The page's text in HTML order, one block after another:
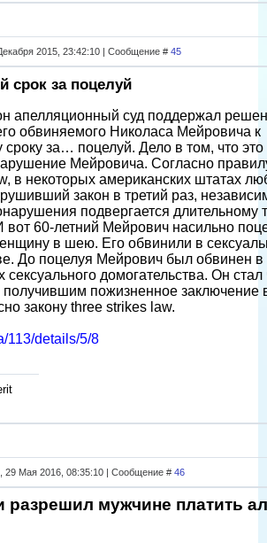
2015, 23:42:10 | Сообщение # 45
срок за поцелуй
апелляционный суд поддержал
обвиняемого Николаса Мейровича к
сроку за… поцелуй. Дело в том, что
Мейровича. Согласно
в некоторых американских штатах
закон в третий раз,
подвергается длительному
вот 60-летний Мейрович насильно
в шею. Его обвинили в
До поцелуя Мейрович был обвинен в
сексуального домогательства. Он
пожизненное заключение
закону three strikes law.
113/details/5/8
29 Мая 2016, 08:35:10 | Сообщение # 46
разрешил мужчине платить